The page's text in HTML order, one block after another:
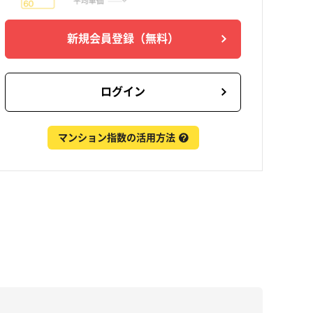
新規会員登録 （無料）
ログイン
マンション指数の活用方法